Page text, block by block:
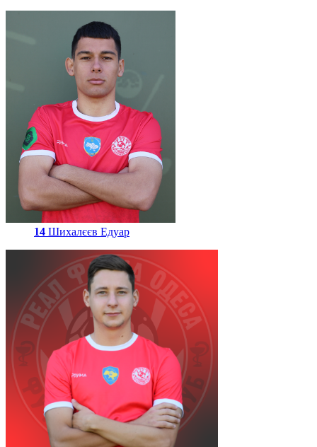
14 Шихалєєв Едуар